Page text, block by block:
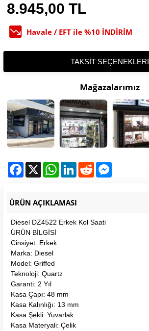
8.945,00 TL
Havale / EFT ile %10 İNDİRİM
TAKSIT SEÇENEKLERI
Mağazalarımız
Facebook
X WhatsAppLinkedInReddit
ÜRÜN AÇIKLAMASI
Diesel DZ4522 Erkek Kol Saati
ÜRÜN BİLGİSİ
Cinsiyet: Erkek
Marka: Diesel
Model: Griffed
Teknoloji: Quartz
Garanti: 2 Yıl
Kasa Çapı: 48 mm
Kasa Kalınlığı: 13 mm
Kasa Şekli: Yuvarlak
Kasa Materyali: Çelik